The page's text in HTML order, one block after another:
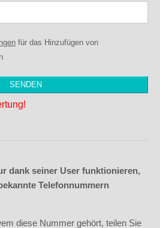
für das Hinzufügen von
dank seiner User funktionieren,
Telefonnummern
diese Nummer gehört, teilen Sie